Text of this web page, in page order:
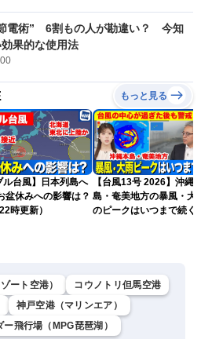
電術” 6割もの人が勘違い？ 今知
果的な使用法
もっと見る
ル台風】日本列島へ
時更新）
【台風13号 2026】沖縄
島・奄美地方の暴風・大
のピークはいつまで続く
ート空港）
コウノトリ但馬空港
神戸空港（マリンエア）
飛行場（MPG琵琶湖）